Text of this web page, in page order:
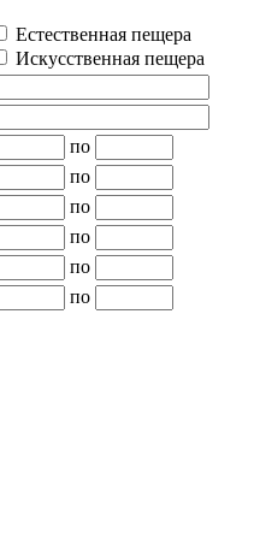
Естественная пещера
Искусственная пещера
по
по
по
по
по
по